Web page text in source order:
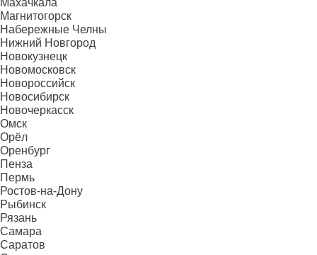
Магнитогорск
Набережные Челны
Нижний Новгород
Новокузнецк
Новомосковск
Новороссийск
Новосибирск
Новочеркасск
Омск
Орёл
Оренбург
Пенза
Пермь
Ростов-на-Дону
Рыбинск
Рязань
Самара
Саратов